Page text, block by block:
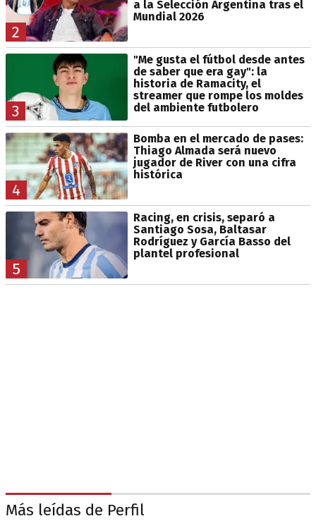
2
a la Selección Argentina tras el
Mundial 2026
3
"Me gusta el fútbol desde antes
de saber que era gay": la
historia de Ramacity, el
streamer que rompe los moldes
del ambiente futbolero
4
Bomba en el mercado de pases:
Thiago Almada será nuevo
jugador de River con una cifra
histórica
5
Racing, en crisis, separó a
Santiago Sosa, Baltasar
Rodríguez y García Basso del
plantel profesional
Más leídas de Perfil